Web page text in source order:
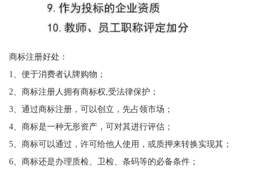
商标注册好处：
1、便于消费者认牌购物；
2、商标注册人拥有商标权,受法律保护；
3、通过商标注册，可以创立，先占领市场；
4、商标是一种无形资产，可对其进行评估；
5、商标可以通过，许可给他人使用，或质押来转换实现其；
6、商标还是办理质检、卫检、条码等的必备条件；